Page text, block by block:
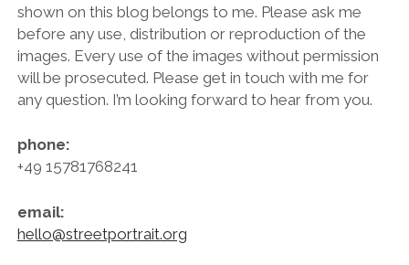
shown on this blog belongs to me. Please ask me
before any use, distribution or reproduction of the
images. Every use of the images without permission
will be prosecuted. Please get in touch with me for
any question. I’m looking forward to hear from you.
phone:
+49 15781768241
email:
hello@streetportrait.org